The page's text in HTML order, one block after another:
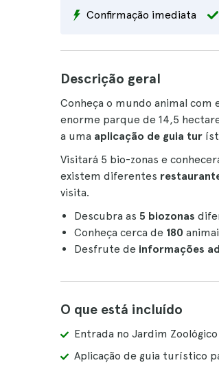
Confirmação imediata
Descrição geral
Conheça o mundo animal com
enorme parque de 14,5
a uma aplicação de guia tur
Visitará 5 bio-zonas e
existem diferentes
visita.
Descubra as 5 biozonas
Conheça cerca de 180
Desfrute de informações
O que está incluído
Entrada no Jardim
Aplicação de guia turístico